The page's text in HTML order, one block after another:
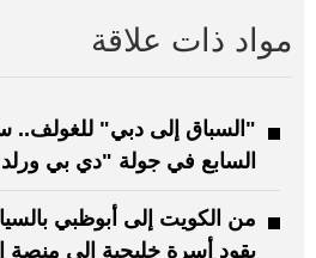
مواد ذات علاقة
"السباق إلى دبي" للغولف..
السابع في جولة "دي بي ورلد" بعد
من الكويت إلى أبوظبي
يقود أسرة خليجية إلى منصة